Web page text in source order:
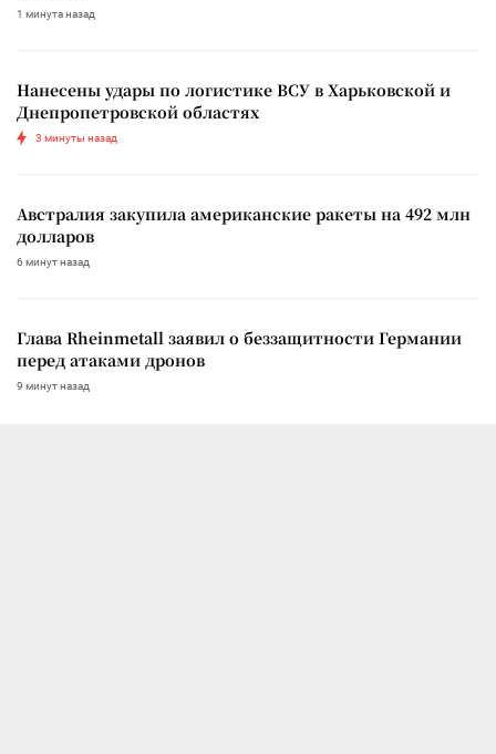
1 минута назад
Нанесены удары по логистике ВСУ в Харьковской и
Днепропетровской областях
3 минуты назад
Австралия закупила американские ракеты на 492 млн
долларов
6 минут назад
Глава Rheinmetall заявил о беззащитности Германии
перед атаками дронов
9 минут назад